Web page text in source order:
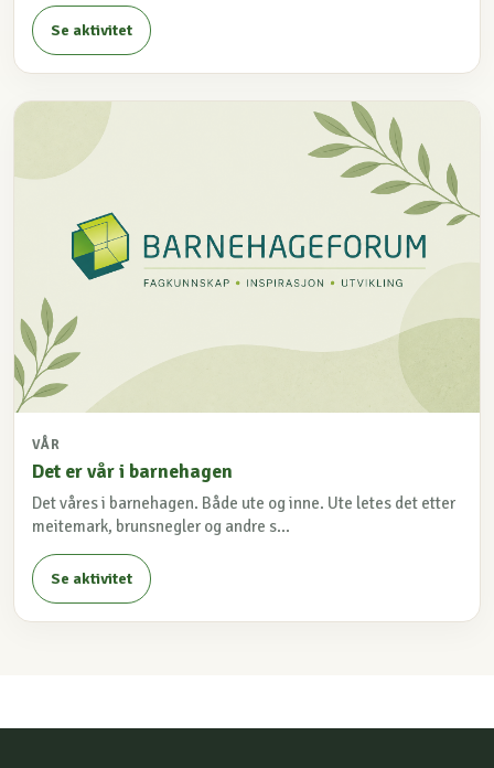
Se aktivitet
VÅR
Det er vår i barnehagen
Det våres i barnehagen. Både ute og inne. Ute letes det etter
meitemark, brunsnegler og andre s...
Se aktivitet